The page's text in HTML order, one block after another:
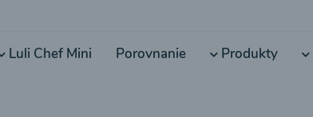
Luli Chef Mini Porovnanie Produkty